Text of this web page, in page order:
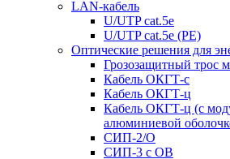
LAN-кабель
U/UTP cat.5e
U/UTP cat.5e (PE)
Оптические решения для
Грозозащитный трос
Кабель ОКГТ-с
Кабель ОКГТ-ц
Кабель ОКГТ-ц (с
алюминиевой
СИП-2/О
СИП-3 с ОВ